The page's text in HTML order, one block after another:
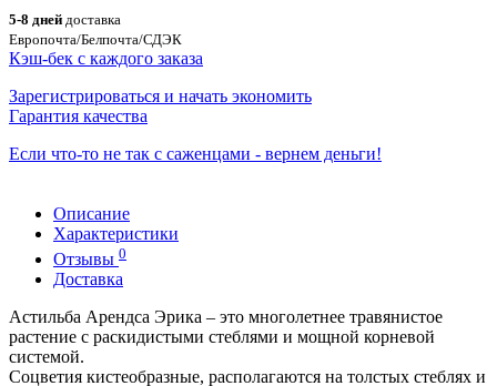
5-8 дней доставка
Европочта/Белпочта/СДЭК
Кэш-бек с каждого заказа
Зарегистрироваться и начать экономить
Гарантия качества
Если что-то не так с саженцами - вернем деньги!
Описание
Характеристики
Отзывы 0
Доставка
Астильба Арендса Эрика – это многолетнее травянистое
растение с раскидистыми стеблями и мощной корневой
системой.
Соцветия кистеобразные, располагаются на толстых стеблях и